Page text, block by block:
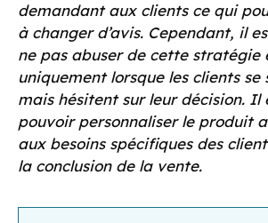
demandant aux clients ce qui
à changer d’avis. Cependant, il
ne pas abuser de cette stratégie
uniquement lorsque les clients se
mais hésitent sur leur décision. Il
pouvoir personnaliser le produit
aux besoins spécifiques des
la conclusion de la vente.